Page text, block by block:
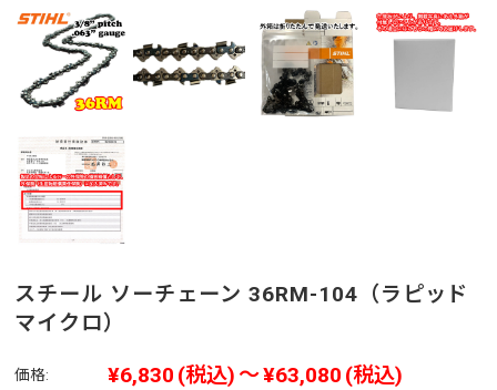
スチール ソーチェーン 36RM-104（ラピッド
マイクロ）
価格: ¥6,830 (税込) ～¥63,080 (税込)